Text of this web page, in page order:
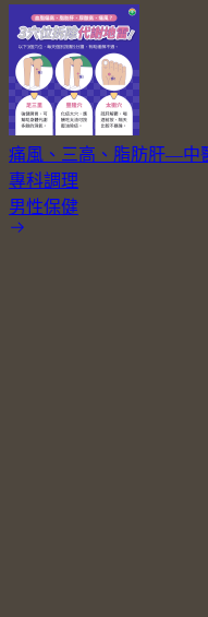
痛風、三高、脂肪肝—中
專科調理
男性保健